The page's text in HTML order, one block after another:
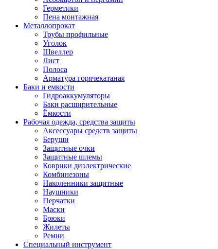
Герметики
Пена монтажная
Металлопрокат
Трубы профильные
Уголок
Швеллер
Лист
Полоса
Арматура горячекатаная
Баки и емкости
Гидроаккумуляторы
Баки расширительные
Ёмкости
Рабочая одежда, средства защиты
Аксессуары средств защиты
Беруши
Защитные очки
Защитные шлемы
Коврики диэлектрические
Комбинезоны
Наколенники защитные
Наушники
Перчатки
Маски
Брюки
Жилеты
Ремни
Специальный инструмент